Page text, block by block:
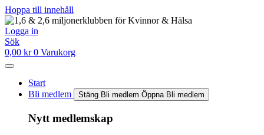
Hoppa till innehåll
Logga in
Sök
0,00 kr 0 Varukorg
Start
Bli medlem
Stäng Bli medlem Öppna Bli medlem
Nytt medlemskap